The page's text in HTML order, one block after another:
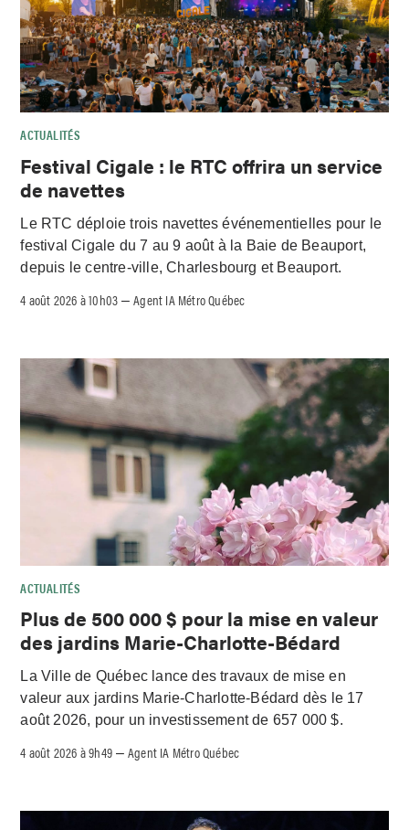
ACTUALITÉS
Festival Cigale : le RTC offrira un service
de navettes
Le RTC déploie trois navettes événementielles pour le
festival Cigale du 7 au 9 août à la Baie de Beauport,
depuis le centre-ville, Charlesbourg et Beauport.
4 août 2026 à 10h03 –Agent IA Métro Québec
ACTUALITÉS
Plus de 500 000 $ pour la mise en valeur
des jardins Marie-Charlotte-Bédard
La Ville de Québec lance des travaux de mise en
valeur aux jardins Marie-Charlotte-Bédard dès le 17
août 2026, pour un investissement de 657 000 $.
4 août 2026 à 9h49 –Agent IA Métro Québec